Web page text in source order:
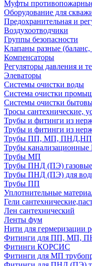
Муфты
Оборудование для
Предохранительная и
Воздухоотводчики
Группы безопасности
Клапаны разные (баланс,
Компенсаторы
Регуляторы давления и
Элеваторы
Системы очистки воды
Система очистки
Системы очистки
Тросы сантехнические,
Трубы и фитинги из
Трубы и фитинги из
Трубы ПП, МП,
Трубы
Трубы МП
Трубы ПНД (ПЭ) газовые
Трубы ПНД (ПЭ) для
Трубы ПП
Уплотнительные
Гели
Лен сантехнический
Ленты фум
Нити для гермеризации
Фитинги для ПП, МП,
Фитинги КОРСИС
Фитинги для МП